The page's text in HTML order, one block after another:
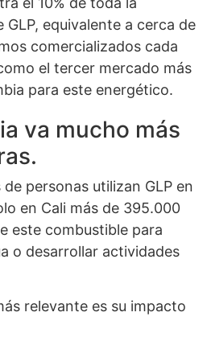
GLP, equivalente a cerca de
comercializados cada
el tercer mercado más
para este energético.
va mucho más
de personas utilizan GLP en
en Cali más de 395.000
este combustible para
o desarrollar actividades
relevante es su impacto